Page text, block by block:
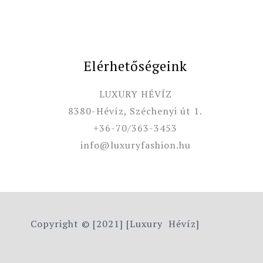
Elérhetőségeink
LUXURY HÉVÍZ
8380-Hévíz, Széchenyi út 1.
+36-70/363-3453
info@luxuryfashion.hu
Copyright © [2021] [Luxury Hévíz]